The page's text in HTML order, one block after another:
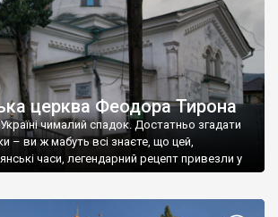
церква Феодора Тирона
чималий спадок. Достатньо згадати
– ви ж мабуть всі знаєте, що цей,
часи, легендарний рецепт привезли у